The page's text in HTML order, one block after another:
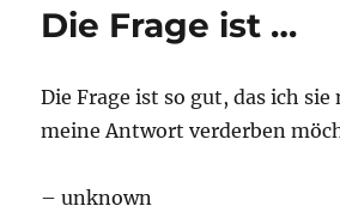
Die Frage ist …
Die Frage ist so gut, das ich
meine Antwort verderben
– unknown